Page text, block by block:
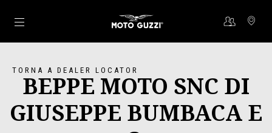
Vai al contenuto principale
TORNA A DEALER LOCATOR
BEPPE MOTO SNC DI
GIUSEPPE BUMBACA E